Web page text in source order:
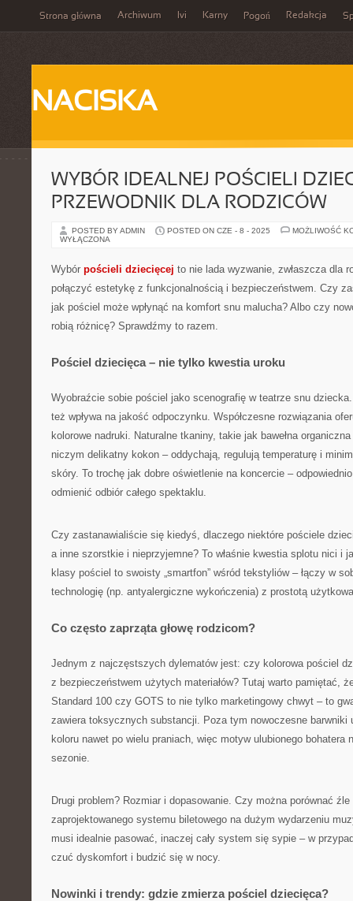
Strona główna Archiwum Ivi Karny Pogoń Redakcja
NACISKA
WYBÓR IDEALNEJ POŚCIELI
PRZEWODNIK DLA RODZICÓW
POSTED BY ADMIN POSTED ON CZE - 8 - 2025
MOŻLIWOŚĆ
WYŁĄCZONA
Wybór pościeli dziecięcej to nie lada wyzwanie, zwłaszcza dla
połączyć estetykę z funkcjonalnością i bezpieczeństwem. Czy
jak pościel może wpłynąć na komfort snu malucha? Albo czy
robią różnicę? Sprawdźmy to razem.
Pościel dziecięca – nie tylko kwestia uroku
Wyobraźcie sobie pościel jako scenografię w teatrze snu
też wpływa na jakość odpoczynku. Współczesne rozwiązania
kolorowe nadruki. Naturalne tkaniny, takie jak bawełna
niczym delikatny kokon – oddychają, regulują temperaturę i
skóry. To trochę jak dobre oświetlenie na koncercie –
odmienić odbiór całego spektaklu.
Czy zastanawialiście się kiedyś, dlaczego niektóre pościele
a inne szorstkie i nieprzyjemne? To właśnie kwestia splotu nici i
klasy pościel to swoisty „smartfon” wśród tekstyliów – łączy w
technologię (np. antyalergiczne wykończenia) z prostotą
Co często zaprząta głowę rodzicom?
Jednym z najczęstszych dylematów jest: czy kolorowa pościel
z bezpieczeństwem użytych materiałów? Tutaj warto pamiętać,
Standard 100 czy GOTS to nie tylko marketingowy chwyt – to
zawiera toksycznych substancji. Poza tym nowoczesne barwniki
koloru nawet po wielu praniach, więc motyw ulubionego bohatera
sezonie.
Drugi problem? Rozmiar i dopasowanie. Czy można porównać
zaprojektowanego systemu biletowego na dużym wydarzeniu
musi idealnie pasować, inaczej cały system się sypie – w
czuć dyskomfort i budzić się w nocy.
Nowinki i trendy: gdzie zmierza pościel dziecięca?